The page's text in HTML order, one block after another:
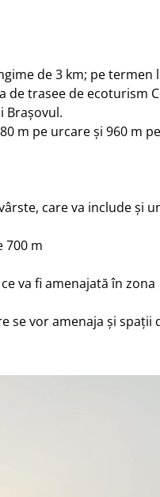
de 3 km; pe termen
de trasee de ecoturism
Brașovul.
m pe urcare și 960 m pe
care va include și
700 m
va fi amenajată în zona
se vor amenaja și spații